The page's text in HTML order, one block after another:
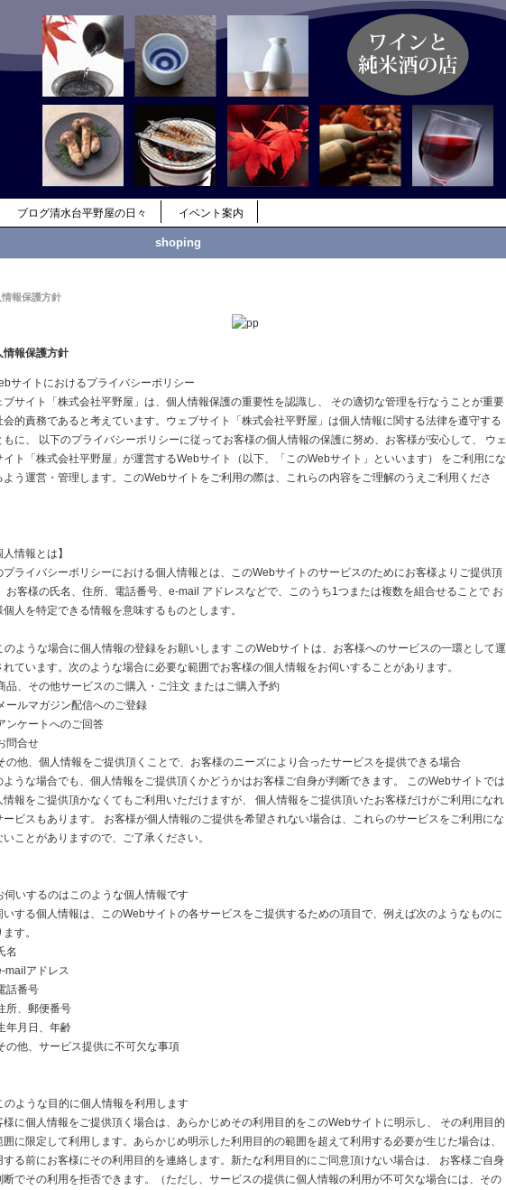
ブログ清水台平野屋の日々 イベント案内
shoping
情報保護方針
情報保護方針
サイトにおけるプライバシーポリシー
ブサイト「株式会社平野屋」は、個人情報保護の重要性を認識し、 その適切な管理を行なうことが重要
会的責務であると考えています。ウェブサイト「株式会社平野屋」は個人情報に関する法律を遵守する
もに、 以下のプライバシーポリシーに従ってお客様の個人情報の保護に努め、お客様が安心して、 ウェ
イト「株式会社平野屋」が運営するWebサイト（以下、「このWebサイト」といいます） をご利用にな
よう運営・管理します。このWebサイトをご利用の際は、これらの内容をご理解のうえご利用くださ
人情報とは】
プライバシーポリシーにおける個人情報とは、このWebサイトのサービスのためにお客様よりご提供頂
お客様の氏名、住所、電話番号、e-mail アドレスなどで、このうち1つまたは複数を組合せることで お
個人を特定できる情報を意味するものとします。
のような場合に個人情報の登録をお願いします このWebサイトは、お客様へのサービスの一環として運
れています。次のような場合に必要な範囲でお客様の個人情報をお伺いすることがあります。
品、その他サービスのご購入・ご注文 またはご購入予約
ールマガジン配信へのご登録
ンケートへのご回答
問合せ
の他、個人情報をご提供頂くことで、お客様のニーズにより合ったサービスを提供できる場合
ような場合でも、個人情報をご提供頂くかどうかはお客様ご自身が判断できます。 このWebサイトでは
情報をご提供頂かなくてもご利用いただけますが、 個人情報をご提供頂いたお客様だけがご利用になれ
ービスもあります。 お客様が個人情報のご提供を希望されない場合は、これらのサービスをご利用にな
いことがありますので、ご了承ください。
伺いするのはこのような個人情報です
いする個人情報は、このWebサイトの各サービスをご提供するための項目で、例えば次のようなものに
す。
名
mailアドレス
話番号
所、郵便番号
年月日、年齢
の他、サービス提供に不可欠な事項
のような目的に個人情報を利用します
様に個人情報をご提供頂く場合は、あらかじめその利用目的をこのWebサイトに明示し、 その利用目的
囲に限定して利用します。あらかじめ明示した利用目的の範囲を超えて利用する必要が生じた場合は、
する前にお客様にその利用目的を連絡します。新たな利用目的にご同意頂けない場合は、 お客様ご自身
断でその利用を拒否できます。（ただし、サービスの提供に個人情報の利用が不可欠な場合には、その